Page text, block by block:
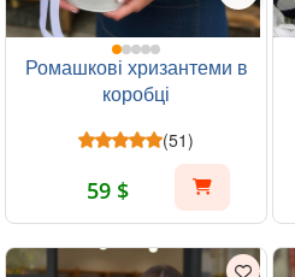
Ромашкові хризантеми в
коробці
(51)
59 $